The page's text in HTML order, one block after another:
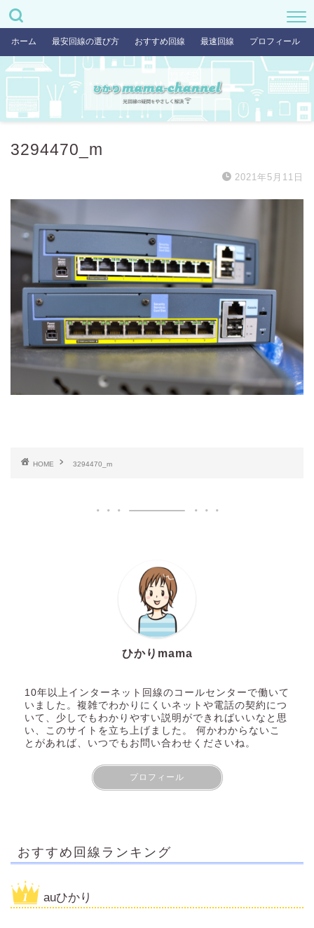
ホーム 最安回線の選び方 おすすめ回線 最速回線 プロフィール
3294470_m
2021年5月11日
HOME 3294470_m
ひかりmama
10年以上インターネット回線のコールセンターで働いて
いました。複雑でわかりにくいネットや電話の契約につ
いて、少しでもわかりやすい説明ができればいいなと思
い、このサイトを立ち上げました。 何かわからないこ
とがあれば、いつでもお問い合わせくださいね。
プロフィール
おすすめ回線ランキング
auひかり